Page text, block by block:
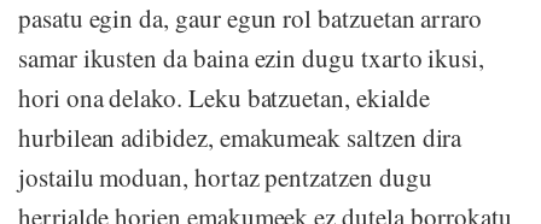
pasatu egin da, gaur egun rol batzuetan arraro
samar ikusten da baina ezin dugu txarto ikusi,
hori ona delako. Leku batzuetan, ekialde
hurbilean adibidez, emakumeak saltzen dira
jostailu moduan, hortaz pentzatzen dugu
herrialde horien emakumeek ez dutela borrokatu